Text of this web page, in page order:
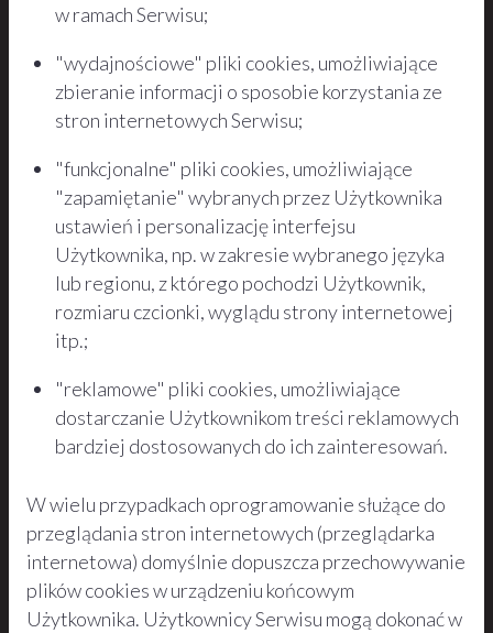
w ramach Serwisu;
"wydajnościowe" pliki cookies, umożliwiające
zbieranie informacji o sposobie korzystania ze
stron internetowych Serwisu;
"funkcjonalne" pliki cookies, umożliwiające
"zapamiętanie" wybranych przez Użytkownika
ustawień i personalizację interfejsu
Użytkownika, np. w zakresie wybranego języka
lub regionu, z którego pochodzi Użytkownik,
rozmiaru czcionki, wyglądu strony internetowej
itp.;
"reklamowe" pliki cookies, umożliwiające
dostarczanie Użytkownikom treści reklamowych
bardziej dostosowanych do ich zainteresowań.
W wielu przypadkach oprogramowanie służące do
przeglądania stron internetowych (przeglądarka
internetowa) domyślnie dopuszcza przechowywanie
plików cookies w urządzeniu końcowym
Użytkownika. Użytkownicy Serwisu mogą dokonać w